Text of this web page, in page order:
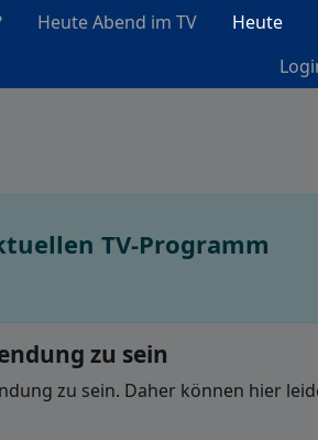
Heute Abend im TV Heute
TV-Programm
zu sein
zu sein. Daher können hier